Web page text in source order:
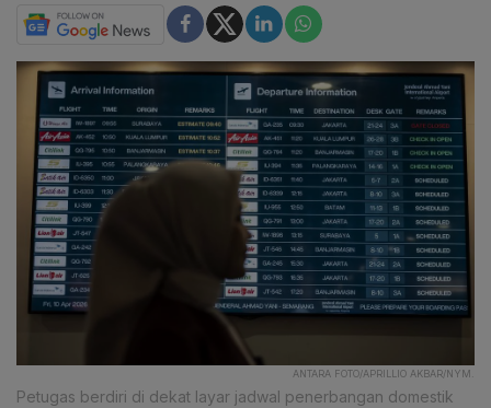
ANTARA FOTO/APRILLIO AKBAR/NYM.
Petugas berdiri di dekat layar jadwal penerbangan domestik